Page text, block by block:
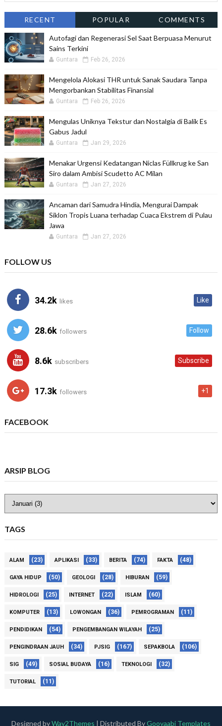
RECENT POPULAR COMMENTS
Autofagi dan Regenerasi Sel Saat Berpuasa Menurut
Sains Terkini
Guntara Feb 26, 2026
Mengelola Alokasi THR untuk Sanak Saudara Tanpa
Mengorbankan Stabilitas Finansial
Guntara Feb 26, 2026
Mengulas Uniknya Tekstur dan Nostalgia di Balik Es
Gabus Jadul
Guntara Jan 29, 2026
Menakar Urgensi Kedatangan Niclas Füllkrug ke San
Siro dalam Ambisi Scudetto AC Milan
Guntara Jan 27, 2026
Ancaman dari Samudra Hindia, Mengurai Dampak
Siklon Tropis Luana terhadap Cuaca Ekstrem di Pulau
Jawa
Guntara Jan 27, 2026
FOLLOW US
34.2k likes Like
28.6k followers Follow
8.6k subscribers Subscribe
17.3k followers +1
FACEBOOK
ARSIP BLOG
TAGS
ALAM (23) APLIKASI (33) BERITA (74) FAKTA (48)
GAYA HIDUP (50) GEOLOGI (28) HIBURAN (59)
HIDROLOGI (25) INTERNET (22) ISLAM (60)
KOMPUTER (13) LOWONGAN (36) PEMROGRAMAN (11)
PENDIDIKAN (54) PENGEMBANGAN WILAYAH (25)
PENGINDRAAN JAUH (34) PJSIG (167) SEPAKBOLA (106)
SIG (49) SOSIAL BUDAYA (16) TEKNOLOGI (32)
TUTORIAL (11)
Designed byWay2Themes | Distributed ByGooyaabi Templates